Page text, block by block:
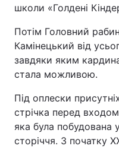
ПОСЛУГИ
Реклама на сайті
Моніторинг
школи «Голдені
Потім Головний
Камінецький від
завдяки яким
стала можливою.
Під оплески
стрічка перед
яка була побудована
сторіччя. З початку